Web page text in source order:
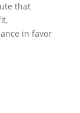
that
in favor